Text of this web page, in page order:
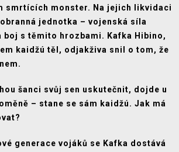
smrtících monster. Na jejich likvidaci
jednotka – vojenská síla
boj s těmito hrozbami. Kafka Hibino,
kaidžú těl, odjakživa snil o tom, že
šanci svůj sen uskutečnit, dojde u
– stane se sám kaidžú. Jak má
generace vojáků se Kafka dostává